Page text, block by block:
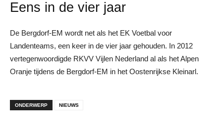
Eens in de vier jaar
De Bergdorf-EM wordt net als het EK Voetbal voor
Landenteams, een keer in de vier jaar gehouden. In 2012
vertegenwoordigde RKVV Vijlen Nederland al als het Alpen
Oranje tijdens de Bergdorf-EM in het Oostenrijkse Kleinarl.
ONDERWERP NIEUWS